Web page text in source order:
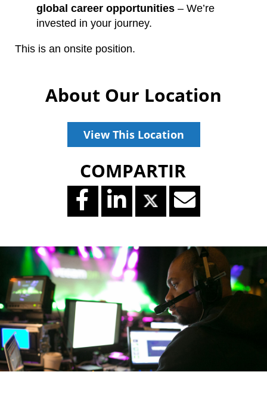
global career opportunities – We’re
invested in your journey.
This is an onsite position.
About Our Location
View This Location
COMPARTIR